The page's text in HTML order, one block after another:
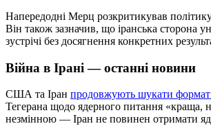
Напередодні Мерц розкритикував
Він також зазначив, що іранська сторона
зустрічі без досягнення конкретних
Війна в Ірані — останні новини
США та Іран продовжують шукати формат
Тегерана щодо ядерного питання
незмінною — Іран не повинен отримати